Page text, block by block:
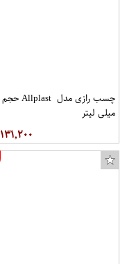
میلی لیتر
۱۳۱,۲۰۰